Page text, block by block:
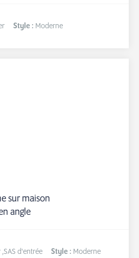
Style : Moderne
sur maison
angle
,SAS d'entrée Style : Moderne